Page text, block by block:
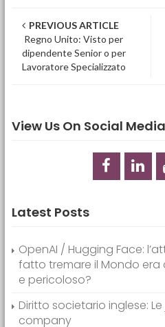
Post navigation
PREVIOUS ARTICLE
Regno Unito: Visto per
dipendente Senior o per
Lavoratore Specializzato
View Us On Social Media
Latest Posts
OpenAI / Hugging Face:
fatto tremare il Mondo
e pericoloso?
Diritto societario inglese:
company